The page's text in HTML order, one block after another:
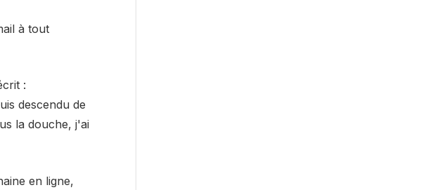
à tout
:
descendu de
la douche, j'ai
en ligne,